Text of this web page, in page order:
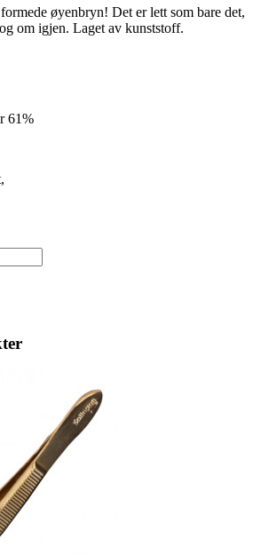
øyenbryn! Det er lett som bare det,
om igjen. Laget av kunststoff.
61%